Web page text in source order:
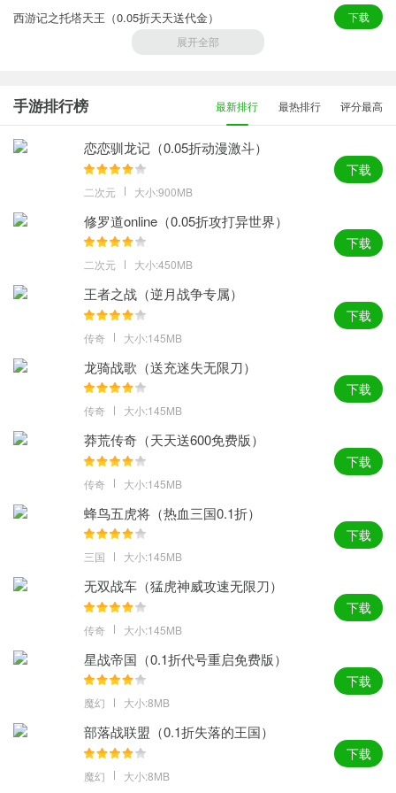
西游记之托塔天王（0.05折天天送代金） 下载
新誓记（0.1折动漫乱斗）（火影鬼灭） 下载
展开全部
手游排行榜 最新排行 最热排行 评分最高
恋恋驯龙记（0.05折动漫激斗）
二次元 大小:900MB
下载
修罗道online（0.05折攻打异世界）
二次元 大小:450MB
下载
王者之战（逆月战争专属）
传奇 大小:145MB
下载
龙骑战歌（送充迷失无限刀）
传奇 大小:145MB
下载
莽荒传奇（天天送600免费版）
传奇 大小:145MB
下载
蜂鸟五虎将（热血三国0.1折）
三国 大小:145MB
下载
无双战车（猛虎神威攻速无限刀）
传奇 大小:145MB
下载
星战帝国（0.1折代号重启免费版）
魔幻 大小:8MB
下载
部落战联盟（0.1折失落的王国）
魔幻 大小:8MB
下载